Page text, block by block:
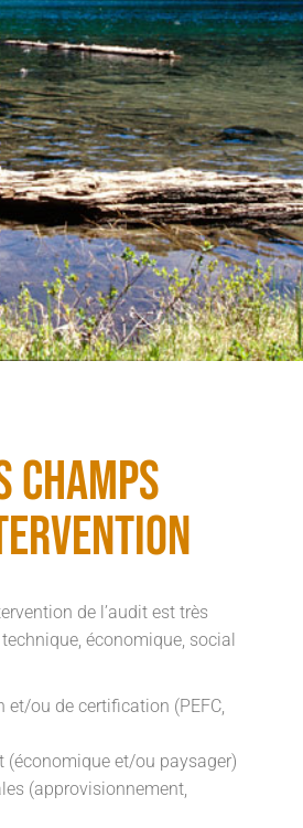
champs
de l’audit est très
économique, social
et/ou de certification (PEFC,
(économique et/ou paysager)
(approvisionnement,